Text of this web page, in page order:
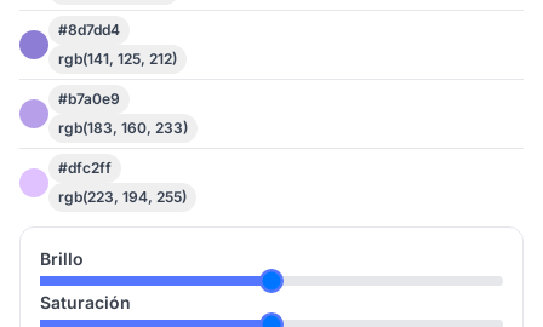
#8d7dd4
rgb(141, 125, 212)
#b7a0e9
rgb(183, 160, 233)
#dfc2ff
rgb(223, 194, 255)
Brillo
Saturación